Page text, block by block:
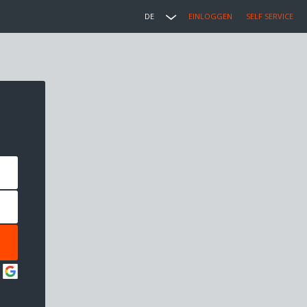
DE EINLOGGEN SELF SERVICE